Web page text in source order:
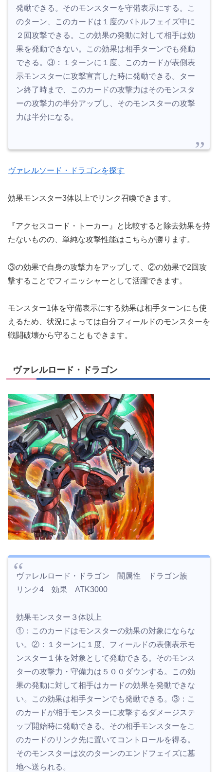
発動できる。そのモンスターを守備表示にする。こ
のターン、このカードは１度のバトルフェイズ中に
２回攻撃できる。この効果の発動に対して相手は効
果を発動できない。この効果は相手ターンでも発動
できる。③：１ターンに１度、このカードが表側表
示モンスターに攻撃宣言した時に発動できる。ター
ン終了時まで、このカードの攻撃力はそのモンスタ
ーの攻撃力の半分アップし、そのモンスターの攻撃
力は半分になる。
ヴァレルソード・ドラゴンを探す
効果モンスター3体以上でリンク召喚できます。
『アクセスコード・トーカー』と比較すると除去効果を持
たないものの、単純な攻撃性能はこちらが勝ります。
③の効果で自身の攻撃力をアップして、②の効果で2回攻
撃することでフィニッシャーとして活躍できます。
モンスター1体を守備表示にする効果は相手ターンにも使
えるため、状況によっては自分フィールドのモンスターを
戦闘破壊から守ることもできます。
ヴァレルロード・ドラゴン
ヴァレルロード・ドラゴン 闇属性 ドラゴン族
リンク4 効果 ATK3000
効果モンスター３体以上
①：このカードはモンスターの効果の対象にならな
い。②：１ターンに１度、フィールドの表側表示モ
ンスター１体を対象として発動できる。そのモンス
ターの攻撃力・守備力は５００ダウンする。この効
果の発動に対して相手はカードの効果を発動できな
い。この効果は相手ターンでも発動できる。③：こ
のカードが相手モンスターに攻撃するダメージステ
ップ開始時に発動できる。その相手モンスターをこ
のカードのリンク先に置いてコントロールを得る。
そのモンスターは次のターンのエンドフェイズに墓
地へ送られる。